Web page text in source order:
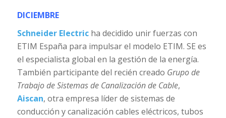
DICIEMBRE
Schneider Electric ha decidido unir fuerzas con
ETIM España para impulsar el modelo ETIM. SE es
el especialista global en la gestión de la energía.
También participante del recién creado Grupo de
Trabajo de Sistemas de Canalización de Cable,
Aiscan, otra empresa líder de sistemas de
conducción y canalización cables eléctricos, tubos